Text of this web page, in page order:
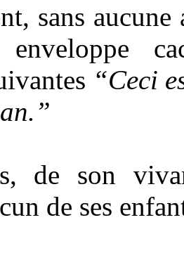
sans
“Ceci
de son
de ses